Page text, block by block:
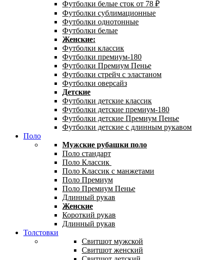
Футболки белые сток от 78 ₽
Футболки сублимационные
Футболки однотонные
Футболки белые
Женские:
Футболки классик
Футболки премиум-180
Футболки Премиум Пенье
Футболки стрейч с эластаном
Футболки оверсайз
Детские
Футболки детские классик
Футболки детские премиум-180
Футболки детские Премиум Пенье
Футболки детские с длинным рукавом
Поло
Мужские рубашки поло
Поло стандарт
Поло Классик
Поло Классик с манжетами
Поло Премиум
Поло Премиум Пенье
Длинный рукав
Женские
Короткий рукав
Длинный рукав
Толстовки
Свитшот мужской
Свитшот женский